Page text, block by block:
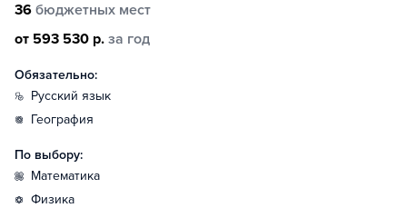
36 бюджетных мест
от 593 530 р. за год
Обязательно:
русский язык
география
По выбору:
математика
физика